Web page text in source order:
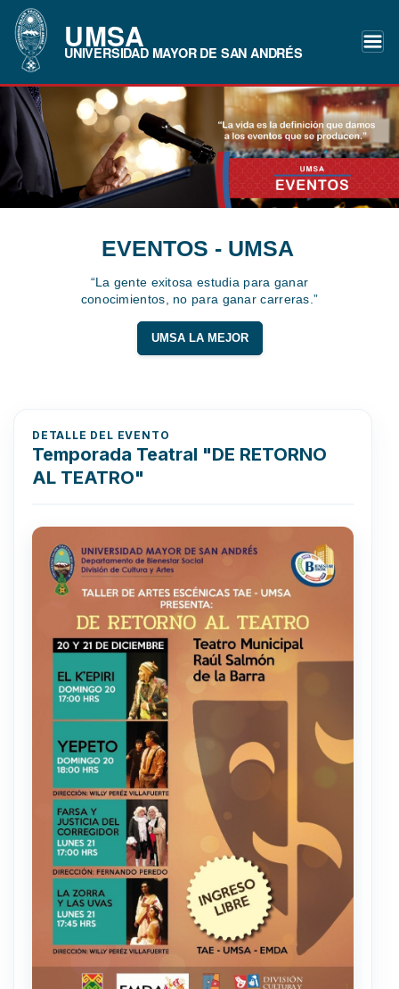
UMSA
UNIVERSIDAD MAYOR DE SAN ANDRÉS
EVENTOS - UMSA
“La gente exitosa estudia para ganar
conocimientos, no para ganar carreras.”
UMSA LA MEJOR
DETALLE DEL EVENTO
Temporada Teatral "DE RETORNO
AL TEATRO"